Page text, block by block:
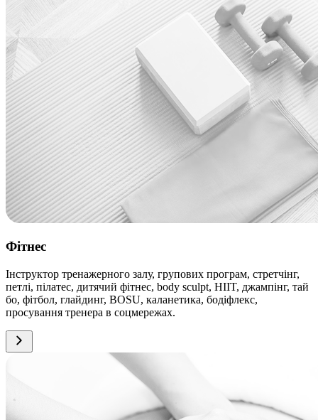
Фітнес
Інструктор тренажерного залу, групових програм, стретчінг,
петлі, пілатес, дитячий фітнес, body sculpt, HIIT, джампінг, тай
бо, фітбол, глайдинг, BOSU, каланетика, бодіфлекс,
просування тренера в соцмережах.